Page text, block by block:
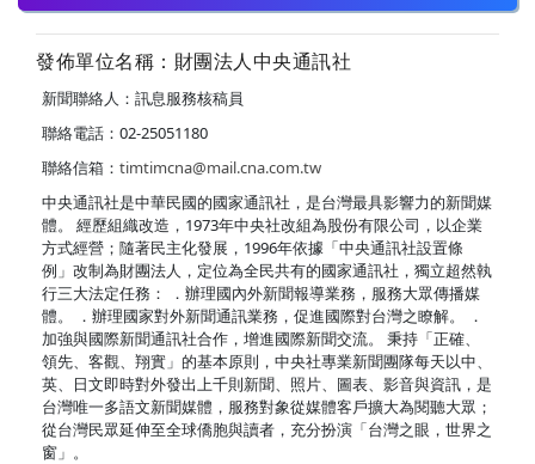
發佈單位名稱：財團法人中央通訊社
新聞聯絡人：訊息服務核稿員
聯絡電話：02-25051180
聯絡信箱： timtimcna@mail.cna.com.tw
中央通訊社是中華民國的國家通訊社，是台灣最具影響力的新聞媒
體。 經歷組織改造，1973年中央社改組為股份有限公司，以企業
方式經營；隨著民主化發展，1996年依據「中央通訊社設置條
例」改制為財團法人，定位為全民共有的國家通訊社，獨立超然執
行三大法定任務： ．辦理國內外新聞報導業務，服務大眾傳播媒
體。 ．辦理國家對外新聞通訊業務，促進國際對台灣之瞭解。 ．
加強與國際新聞通訊社合作，增進國際新聞交流。 秉持「正確、
領先、客觀、翔實」的基本原則，中央社專業新聞團隊每天以中、
英、日文即時對外發出上千則新聞、照片、圖表、影音與資訊，是
台灣唯一多語文新聞媒體，服務對象從媒體客戶擴大為閱聽大眾；
從台灣民眾延伸至全球僑胞與讀者，充分扮演「台灣之眼，世界之
窗」。